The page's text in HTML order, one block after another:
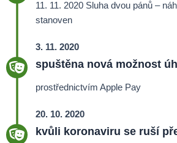
11. 11. 2020 Sluha dvou pánů –
stanoven
3. 11. 2020
spuštěna nová možnost
prostřednictvím Apple Pay
20. 10. 2020
kvůli koronaviru se ruší